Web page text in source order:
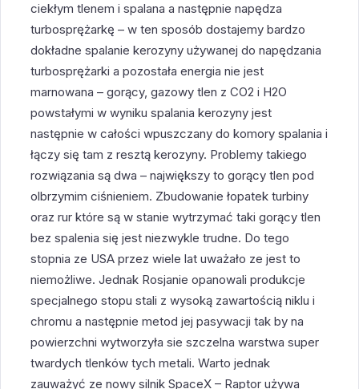
ciekłym tlenem i spalana a następnie napędza
turbosprężarkę – w ten sposób dostajemy bardzo
dokładne spalanie kerozyny używanej do napędzania
turbosprężarki a pozostała energia nie jest
marnowana – gorący, gazowy tlen z CO2 i H2O
powstałymi w wyniku spalania kerozyny jest
następnie w całości wpuszczany do komory spalania i
łączy się tam z resztą kerozyny. Problemy takiego
rozwiązania są dwa – największy to gorący tlen pod
olbrzymim ciśnieniem. Zbudowanie łopatek turbiny
oraz rur które są w stanie wytrzymać taki gorący tlen
bez spalenia się jest niezwykle trudne. Do tego
stopnia ze USA przez wiele lat uważało ze jest to
niemożliwe. Jednak Rosjanie opanowali produkcje
specjalnego stopu stali z wysoką zawartością niklu i
chromu a następnie metod jej pasywacji tak by na
powierzchni wytworzyła sie szczelna warstwa super
twardych tlenków tych metali. Warto jednak
zauważyć ze nowy silnik SpaceX – Raptor używa